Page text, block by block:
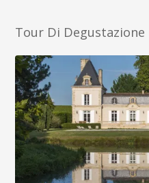
Tour Di Degustazione